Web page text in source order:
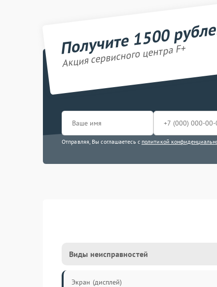
Получите 1500
Акция сервисного центра F+
Отправляя, Вы соглашаетесь с политикой
Виды неисправностей
Экран (дисплей)